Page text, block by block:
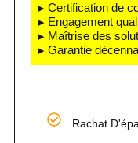
▸ Certification de
▸ Engagement
▸ Maîtrise des
▸ Garantie
Rachat